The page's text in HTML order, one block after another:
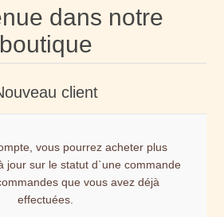
dans notre
boutique
client
vous pourrez acheter plus
jour sur le statut d`une commande
que vous avez déjà
effectuées.